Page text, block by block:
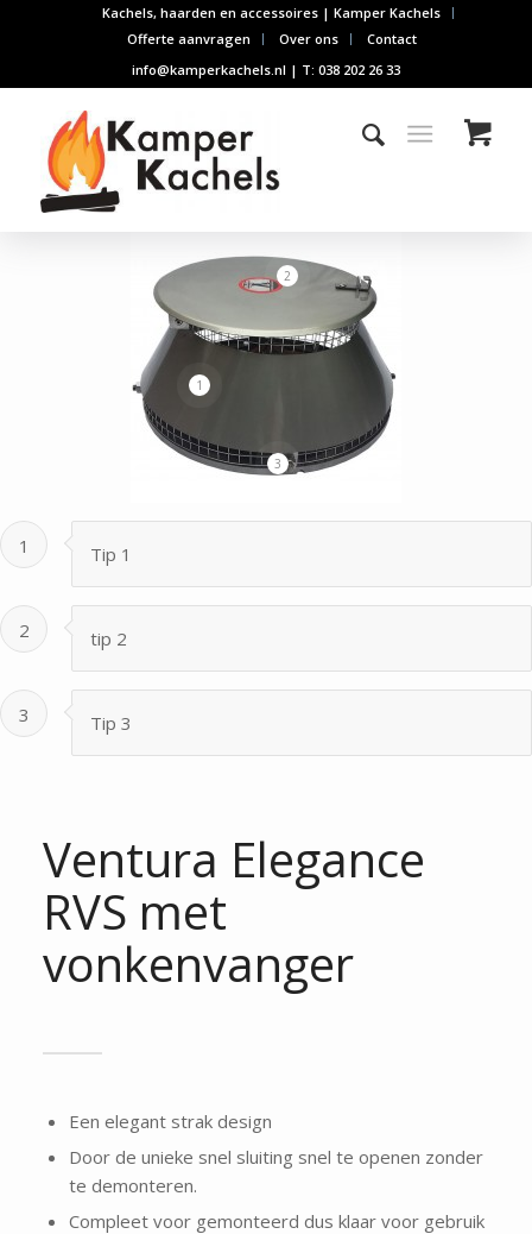
Kachels, haarden en accessoires | Kamper Kachels
Offerte aanvragen
Over ons
Contact
info@kamperkachels.nl | T: 038 202 26 33
1
2
3
1 Tip 1
2 tip 2
3 Tip 3
Ventura Elegance
RVS met
vonkenvanger
Een elegant strak design
Door de unieke snel sluiting snel te openen zonder
te demonteren.
Compleet voor gemonteerd dus klaar voor gebruik